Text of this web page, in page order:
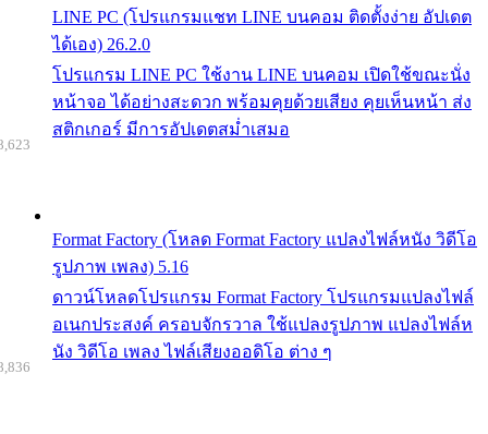
LINE PC (โปรแกรมแชท LINE บนคอม ติดตั้งง่าย อัปเดต
ได้เอง) 26.2.0
โปรแกรม LINE PC ใช้งาน LINE บนคอม เปิดใช้ขณะนั่ง
หน้าจอ ได้อย่างสะดวก พร้อมคุยด้วยเสียง คุยเห็นหน้า ส่ง
สติกเกอร์ มีการอัปเดตสม่ำเสมอ
Format Factory (โหลด Format Factory แปลงไฟล์หนัง วิดีโอ
รูปภาพ เพลง) 5.16
ดาวน์โหลดโปรแกรม Format Factory โปรแกรมแปลงไฟล์
อเนกประสงค์ ครอบจักรวาล ใช้แปลงรูปภาพ แปลงไฟล์ห
นัง วิดีโอ เพลง ไฟล์เสียงออดิโอ ต่าง ๆ